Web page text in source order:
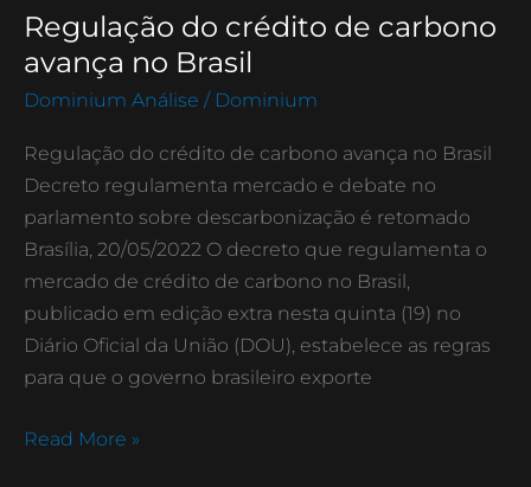
Regulação do crédito de carbono
avança no Brasil
Dominium Análise / Dominium
Regulação do crédito de carbono avança no Brasil
Decreto regulamenta mercado e debate no
parlamento sobre descarbonização é retomado
Brasília, 20/05/2022 O decreto que regulamenta o
mercado de crédito de carbono no Brasil,
publicado em edição extra nesta quinta (19) no
Diário Oficial da União (DOU), estabelece as regras
para que o governo brasileiro exporte
Regulação
do
crédito
carbono
avança
no
Brasil
Read More »